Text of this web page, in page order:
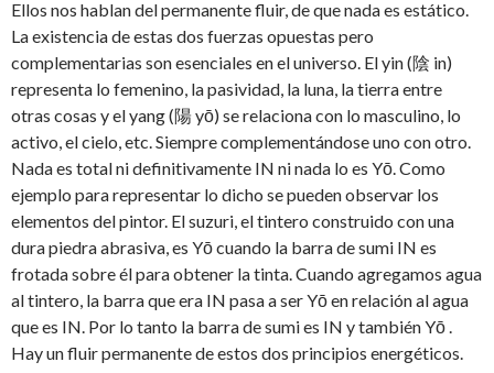
Ellos nos hablan del permanente fluir, de que nada es estático.
La existencia de estas dos fuerzas opuestas pero
complementarias son esenciales en el universo. El yin (陰 in)
representa lo femenino, la pasividad, la luna, la tierra entre
otras cosas y el yang (陽 yō) se relaciona con lo masculino, lo
activo, el cielo, etc. Siempre complementándose uno con otro.
Nada es total ni definitivamente IN ni nada lo es Yō. Como
ejemplo para representar lo dicho se pueden observar los
elementos del pintor. El suzuri, el tintero construido con una
dura piedra abrasiva, es Yō cuando la barra de sumi IN es
frotada sobre él para obtener la tinta. Cuando agregamos agua
al tintero, la barra que era IN pasa a ser Yō en relación al agua
que es IN. Por lo tanto la barra de sumi es IN y también Yō .
Hay un fluir permanente de estos dos principios energéticos.